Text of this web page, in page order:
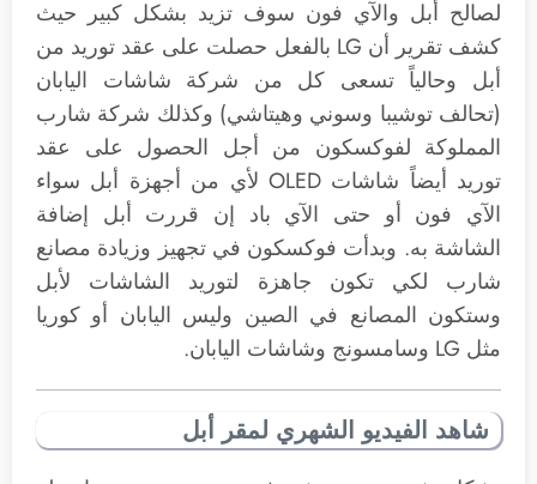
لصالح أبل والآي فون سوف تزيد بشكل كبير حيث
كشف تقرير أن LG بالفعل حصلت على عقد توريد من
أبل وحالياً تسعى كل من شركة شاشات اليابان
(تحالف توشيبا وسوني وهيتاشي) وكذلك شركة شارب
المملوكة لفوكسكون من أجل الحصول على عقد
توريد أيضاً شاشات OLED لأي من أجهزة أبل سواء
الآي فون أو حتى الآي باد إن قررت أبل إضافة
الشاشة به. وبدأت فوكسكون في تجهيز وزيادة مصانع
شارب لكي تكون جاهزة لتوريد الشاشات لأبل
وستكون المصانع في الصين وليس اليابان أو كوريا
مثل LG وسامسونج وشاشات اليابان.
شاهد الفيديو الشهري لمقر أبل